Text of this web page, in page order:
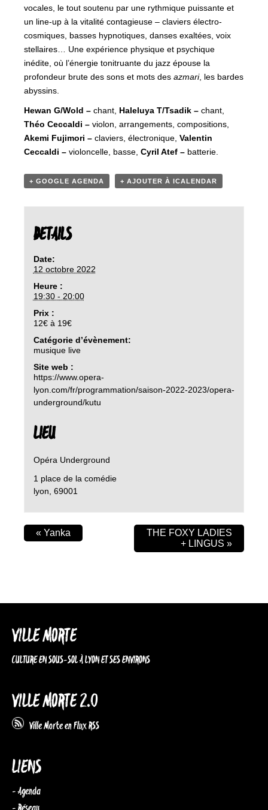
vocales, le tout soutenu par une rythmique puissante et
un line-up à la vitalité contagieuse – claviers électro-
cosmiques, basses hypnotiques, danses exaltées, voix
stellaires… Une expérience physique et psychique
inédite, où l’énergie tonitruante du jazz épouse la
profondeur brute des sons et mots des azmari, les bardes
abyssins.
Hewan G/Wold – chant, Haleluya T/Tsadik – chant,
Théo Ceccaldi – violon, arrangements, compositions,
Akemi Fujimori – claviers, électronique, Valentin
Ceccaldi – violoncelle, basse, Cyril Atef – batterie.
+ GOOGLE AGENDA + AJOUTER À ICALENDAR
DETAILS
Date:
12 octobre 2022
Heure :
19:30 - 20:00
Prix :
12€ à 19€
Catégorie d’évènement:
musique live
Site web :
https://www.opera-
lyon.com/fr/programmation/saison-2022-2023/opera-
underground/kutu
LIEU
Opéra Underground
1 place de la comédie
lyon 69001
« Yanka
THE FOXY LADIES
+ LINGUS »
VILLE MORTE
CULTURE EN SOUS-SOL À LYON ET SES ENVIRONS
VILLE MORTE 2.0
Ville Morte en Flux RSS
LIENS
- Agenda